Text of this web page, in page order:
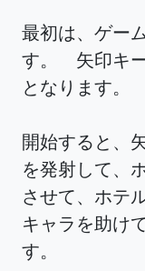
最初は、ゲー
す。 矢印キ
となります。
開始すると、
を発射して、
させて、ホテ
キャラを助け
す。